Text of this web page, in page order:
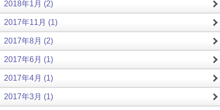
2018年1月 (2)
2017年11月 (1)
2017年8月 (2)
2017年6月 (1)
2017年4月 (1)
2017年3月 (1)